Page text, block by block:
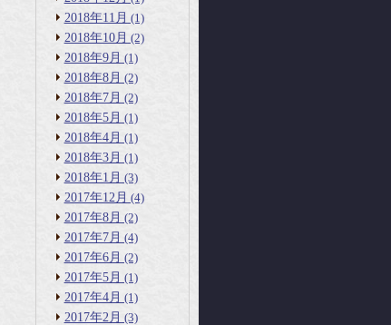
2018年11月 (1)
2018年10月 (2)
2018年9月 (1)
2018年8月 (2)
2018年7月 (2)
2018年5月 (1)
2018年4月 (1)
2018年3月 (1)
2018年1月 (3)
2017年12月 (4)
2017年8月 (2)
2017年7月 (4)
2017年6月 (2)
2017年5月 (1)
2017年4月 (1)
2017年2月 (3)